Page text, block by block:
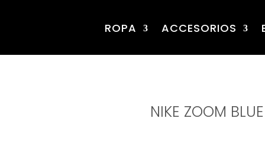
ROPA ACCESORIOS
NIKE ZOOM BLUE